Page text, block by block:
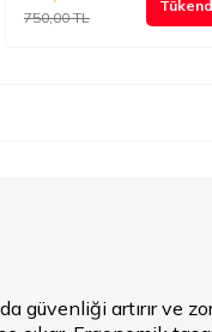
750,00TL
güvenliği artırır ve